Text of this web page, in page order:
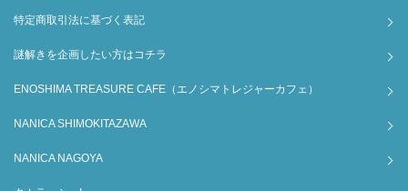
特定商取引法に基づく表記
謎解きを企画したい方はコチラ
ENOSHIMA TREASURE CAFE（エノシマトレジャーカフェ）
NANICA SHIMOKITAZAWA
NANICA NAGOYA